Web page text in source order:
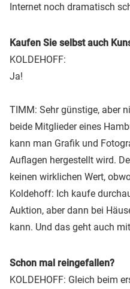
Internet noch dramatisch
Kaufen Sie selbst auch
KOLDEHOFF:
Ja!
TIMM: Sehr günstige, aber
beide Mitglieder eines
kann man Grafik und
Auflagen hergestellt wird.
keinen wirklichen Wert,
Koldehoff: Ich kaufe
Auktion, aber dann bei
kann. Und das geht auch
Schon mal reingefallen?
KOLDEHOFF: Gleich beim